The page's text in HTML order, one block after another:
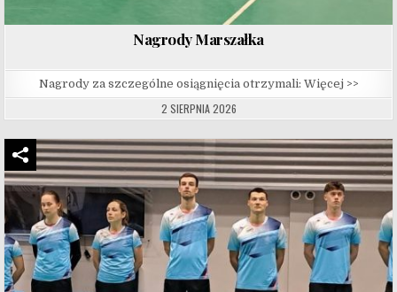
Nagrody Marszałka
Nagrody za szczególne osiągnięcia otrzymali: Więcej >>
2 SIERPNIA 2026